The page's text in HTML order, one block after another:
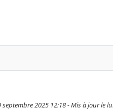
septembre 2025 12:18 - Mis à jour le